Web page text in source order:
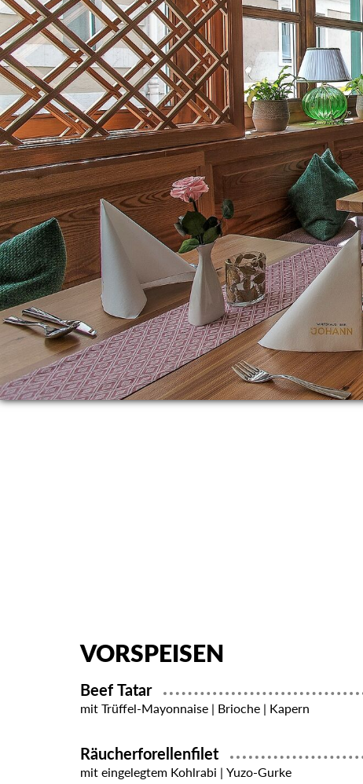
VORSPEISEN
Beef Tatar
mit Trüffel-Mayonnaise | Brioche | Kapern
Räucherforellenfilet
mit eingelegtem Kohlrabi | Yuzo-Gurke